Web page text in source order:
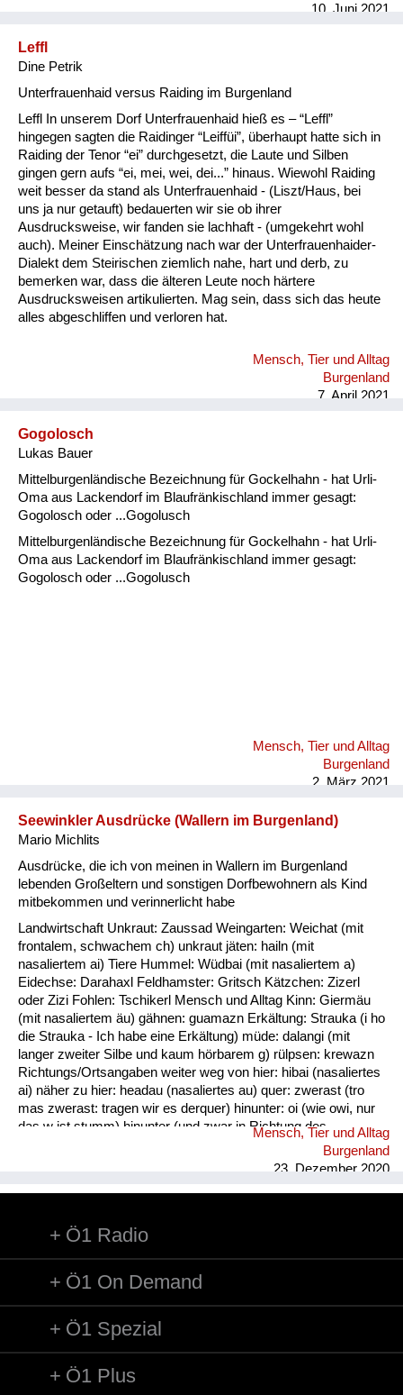
10. Juni 2021
Leffl
Dine Petrik
Unterfrauenhaid versus Raiding im Burgenland
Leffl In unserem Dorf Unterfrauenhaid hieß es – “Leffl”
hingegen sagten die Raidinger “Leiffüi”, überhaupt hatte sich in
Raiding der Tenor “ei” durchgesetzt, die Laute und Silben
gingen gern aufs “ei, mei, wei, dei...” hinaus. Wiewohl Raiding
weit besser da stand als Unterfrauenhaid - (Liszt/Haus, bei
uns ja nur getauft) bedauerten wir sie ob ihrer
Ausdrucksweise, wir fanden sie lachhaft - (umgekehrt wohl
auch). Meiner Einschätzung nach war der Unterfrauenhaider-
Dialekt dem Steirischen ziemlich nahe, hart und derb, zu
bemerken war, dass die älteren Leute noch härtere
Ausdrucksweisen artikulierten. Mag sein, dass sich das heute
alles abgeschliffen und verloren hat.
Mensch, Tier und Alltag
Burgenland
7. April 2021
Gogolosch
Lukas Bauer
Mittelburgenländische Bezeichnung für Gockelhahn - hat Urli-
Oma aus Lackendorf im Blaufränkischland immer gesagt:
Gogolosch oder ...Gogolusch
Mittelburgenländische Bezeichnung für Gockelhahn - hat Urli-
Oma aus Lackendorf im Blaufränkischland immer gesagt:
Gogolosch oder ...Gogolusch
Mensch, Tier und Alltag
Burgenland
2. März 2021
Seewinkler Ausdrücke (Wallern im Burgenland)
Mario Michlits
Ausdrücke, die ich von meinen in Wallern im Burgenland
lebenden Großeltern und sonstigen Dorfbewohnern als Kind
mitbekommen und verinnerlicht habe
Landwirtschaft Unkraut: Zaussad Weingarten: Weichat (mit
frontalem, schwachem ch) unkraut jäten: hailn (mit
nasaliertem ai) Tiere Hummel: Wüdbai (mit nasaliertem a)
Eidechse: Darahaxl Feldhamster: Gritsch Kätzchen: Zizerl
oder Zizi Fohlen: Tschikerl Mensch und Alltag Kinn: Giermäu
(mit nasaliertem äu) gähnen: guamazn Erkältung: Strauka (i ho
die Strauka - Ich habe eine Erkältung) müde: dalangi (mit
langer zweiter Silbe und kaum hörbarem g) rülpsen: krewazn
Richtungs/Ortsangaben weiter weg von hier: hibai (nasaliertes
ai) näher zu hier: headau (nasaliertes au) quer: zwerast (tro
mas zwerast: tragen wir es derquer) hinunter: oi (wie owi, nur
das w ist stumm) hinunter (und zwar in Richtung des
Sprechers): oana (kim oana - komm herunter, und zwar zu
mir) weg: dui (kais dui - wirf es weg) werfen: kai (nasaliertes
Mensch, Tier und Alltag
Burgenland
23. Dezember 2020
Ö1 Radio
Ö1 On Demand
Ö1 Spezial
Ö1 Plus